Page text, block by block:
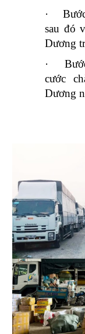
·
sau đó
Dương
·
cước
Dương